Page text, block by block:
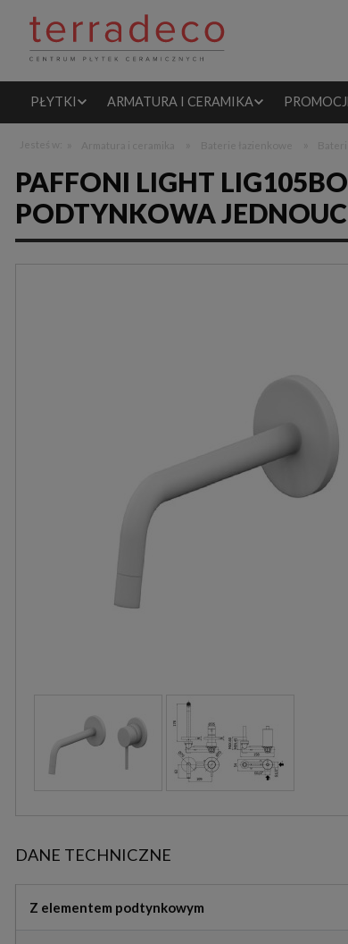
PŁYTKI ARMATURA I CERAMIKA
PAFFONI LIGHT
PODTYNKOWA
DANE TECHNICZNE
Z elementem podtynkowym